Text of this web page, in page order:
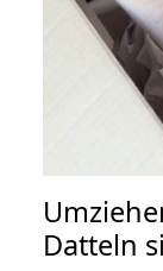
Datteln